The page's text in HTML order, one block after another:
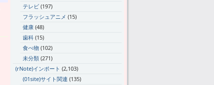
テレビ (197)
フラッシュアニメ (15)
健康 (48)
歯科 (15)
食べ物 (102)
未分類 (271)
(rNote)インポート (2,103)
(01site)サイト関連 (135)